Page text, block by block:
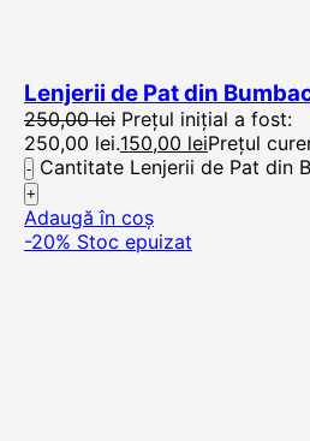
Lenjerii de Pat din
250,00lei Prețul inițial a fost:
250,00 lei.150,00 leiPrețul
Cantitate Lenjerii de Pat din
Adaugă în coș
-20% Stoc epuizat